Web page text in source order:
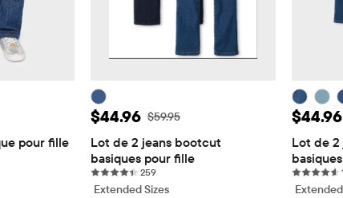
$29.95
pour fille
Prix ​​de vente: $44.96
$44.96 Prix ​​d'origine: $59.95
$59.95
Lot de 2 jeans bootcut
basiques pour fille
259259 reviews
Extended Sizes
Prix
$44.96
Lot de